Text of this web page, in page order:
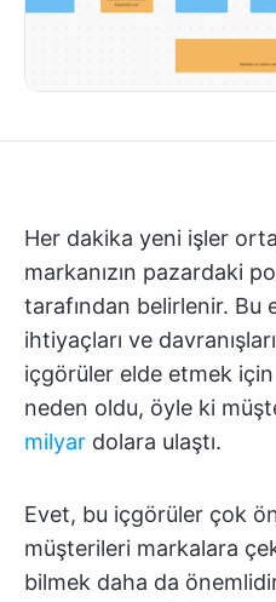
Her dakika yeni işler
markanızın pazardaki
tarafından belirlenir. Bu
ihtiyaçları ve
içgörüler elde etmek
neden oldu, öyle ki
milyar dolara ulaştı.
Evet, bu içgörüler çok
müşterileri markalara
bilmek daha da